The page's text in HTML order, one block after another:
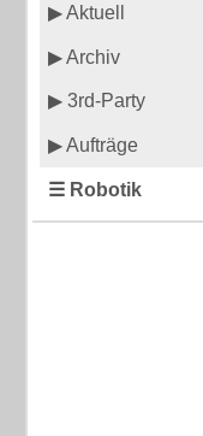
▶ Aktuell
▶ Archiv
▶ 3rd-Party
▶ Aufträge
☰ Robotik